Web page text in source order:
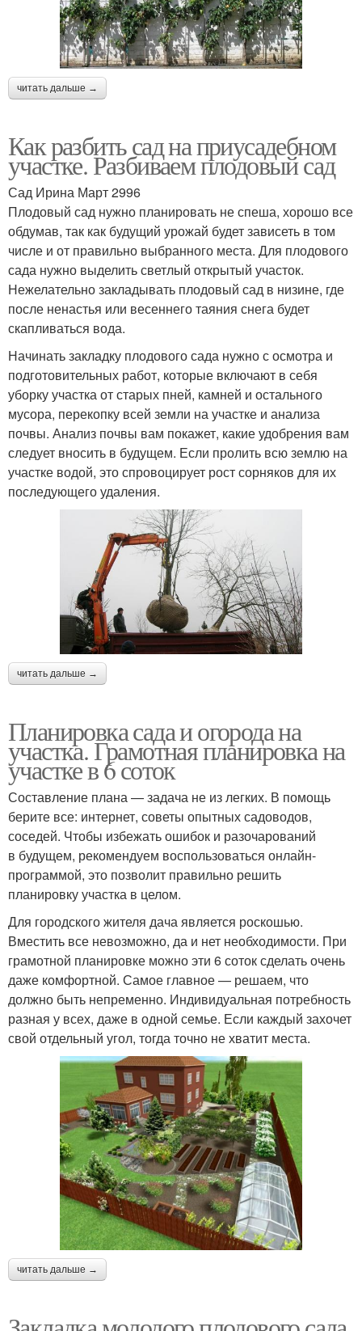
читать дальше →
Как разбить сад на приусадебном
участке. Разбиваем плодовый сад
Сад Ирина Март 2996
Плодовый сад нужно планировать не спеша, хорошо все
обдумав, так как будущий урожай будет зависеть в том
числе и от правильно выбранного места. Для плодового
сада нужно выделить светлый открытый участок.
Нежелательно закладывать плодовый сад в низине, где
после ненастья или весеннего таяния снега будет
скапливаться вода.
Начинать закладку плодового сада нужно с осмотра и
подготовительных работ, которые включают в себя
уборку участка от старых пней, камней и остального
мусора, перекопку всей земли на участке и анализа
почвы. Анализ почвы вам покажет, какие удобрения вам
следует вносить в будущем. Если пролить всю землю на
участке водой, это спровоцирует рост сорняков для их
последующего удаления.
читать дальше →
Планировка сада и огорода на
участка. Грамотная планировка на
участке в 6 соток
Составление плана — задача не из легких. В помощь
берите все: интернет, советы опытных садоводов,
соседей. Чтобы избежать ошибок и разочарований
в будущем, рекомендуем воспользоваться онлайн-
программой, это позволит правильно решить
планировку участка в целом.
Для городского жителя дача является роскошью.
Вместить все невозможно, да и нет необходимости. При
грамотной планировке можно эти 6 соток сделать очень
даже комфортной. Самое главное — решаем, что
должно быть непременно. Индивидуальная потребность
разная у всех, даже в одной семье. Если каждый захочет
свой отдельный угол, тогда точно не хватит места.
читать дальше →